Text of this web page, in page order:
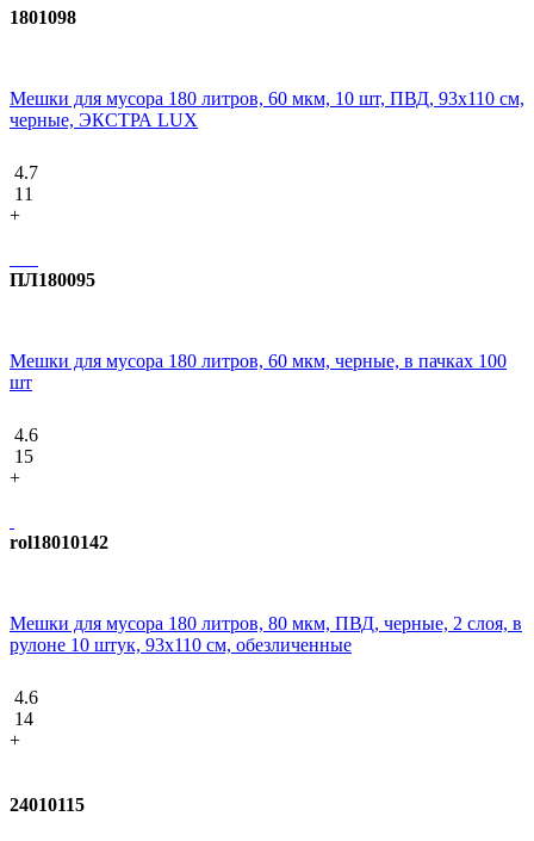
1801098
Мешки для мусора 180 литров, 60 мкм, 10 шт, ПВД, 93х110 см,
черные, ЭКСТРА LUX
4.7
11
+
ПЛ180095
Мешки для мусора 180 литров, 60 мкм, черные, в пачках 100
шт
4.6
15
+
rol18010142
Мешки для мусора 180 литров, 80 мкм, ПВД, черные, 2 слоя, в
рулоне 10 штук, 93х110 см, обезличенные
4.6
14
+
24010115